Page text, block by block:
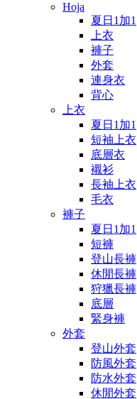
Hoja
夏日1加1
上衣
褲子
外套
連身衣
背心
上衣
夏日1加1
短袖上衣
底層衣
襯衫
長袖上衣
毛衣
褲子
夏日1加1
短褲
登山長褲
休閒長褲
狩獵長褲
底層
緊身褲
外套
登山外套
防風外套
防水外套
休閒外套